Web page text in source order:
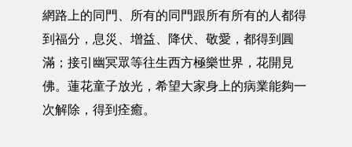
網路上的同門、所有的同門跟所有所有的人都得
到福分，息災、增益、降伏、敬愛，都得到圓
滿；接引幽冥眾等往生西方極樂世界，花開見
佛。蓮花童子放光，希望大家身上的病業能夠一
次解除，得到痊癒。